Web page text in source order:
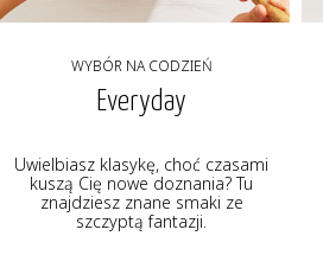
WYBÓR NA CODZIEŃ
Everyday
Uwielbiasz klasykę, choć czasami
kuszą Cię nowe doznania? Tu
znajdziesz znane smaki ze
szczyptą fantazji.